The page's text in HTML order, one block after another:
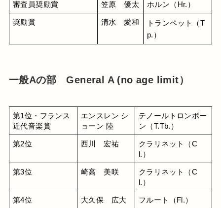
審査員奨励賞 笠原　優太 ホルン（Hr.）
奨励賞 清水　愛和
トランペット（T
p.）
一般Aの部 General A (no age limit）
第1位・フランス
近代音楽賞
エンスレン シ
ョーン 陸
テノールトロンボー
ン（T.Tb.）
第2位 西川　宏祐
クラリネット（C
l.）
第3位 崎高　美咲
クラリネット（C
l.）
第4位 大久保　広大 フルート（Fl.）